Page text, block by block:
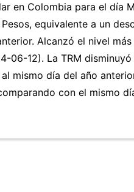
en Colombia para el día
equivalente a un
Alcanzó el nivel
06-12). La TRM disminuyó
mismo día del año
con el mismo